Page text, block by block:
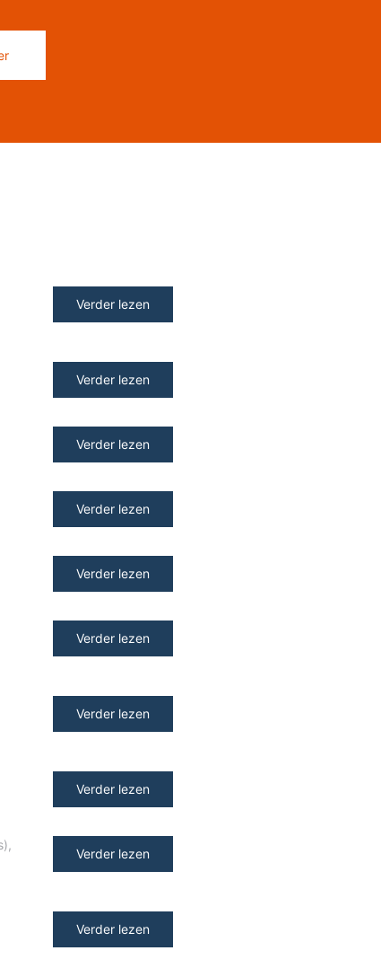
Verder lezen
Verder lezen
Verder lezen
Verder lezen
Verder lezen
Verder lezen
Verder lezen
Verder lezen
,
Verder lezen
Verder lezen